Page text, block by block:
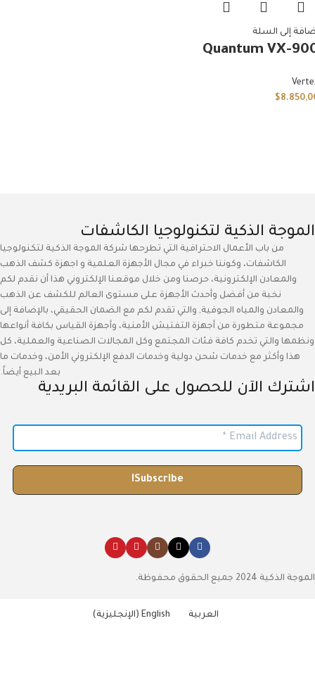
إلى السلة
Quantum VX-
$
الموجة الذكية لتكنولوجيا الكاشفات
من باب الأعمال الاحترافية التي تطرحها شركة الموجة الذكية لتكنولوجيا
الكاشفات، وكوننا خبراء في مجال الأجهزة العلمية و اجهزة كشف الذهب
والمعادن الإلكترونية، حرصنا ومن خلال موقعنا الإلكتروني هذا أن نقدم لكم
نخبة من أفضل وأحدث الأجهزة على مستوى العالم للكشف عن الذهب
والمعادن والمياه الجوفية, والتي تقدم لكم مع الضمان الحقيقي، بالإضافة إلى
مجموعة متطورة من أجهزة التفتيش الأمنية، وأجهزة القياس بكافة أنواعها
ونظمها والتي تخدم كافة فئات المجتمع وكل المجالات الصناعية والعملية، كل
هذا وأكثر مع خدمات شحن دولية وخدمات الدفع الإلكتروني الأمن، وخدمات ما
بعد البيع أيضاً.
اشترك الآن للحصول على القائمة البريدية
الموجة الذكية 2024 جميع الحقوق محفوظة.
العربية English
(الإنجليزية )